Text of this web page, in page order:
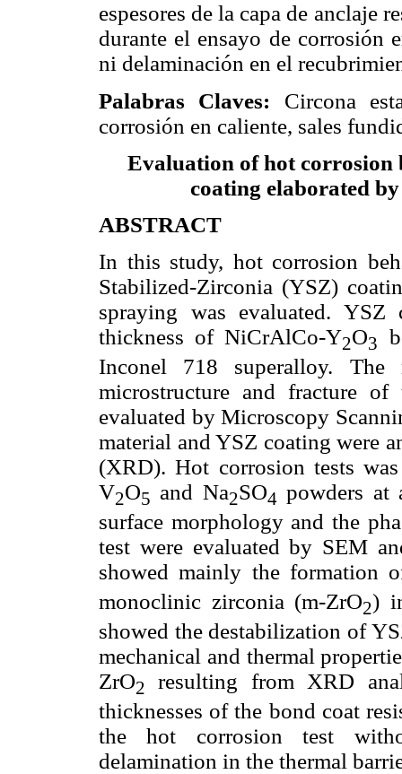
espesores de la capa de anclaje
durante el ensayo de corrosión
ni delaminación en el
Palabras Claves: Circona
corrosión en caliente, sales
Evaluation of hot
coating elaborated
ABSTRACT
In this study, hot corrosion
Stabilized-Zirconia (YSZ)
spraying was evaluated.
thickness of NiCrAlCo-Y2O3
Inconel 718 superalloy.
microstructure and fracture
evaluated by Microscopy
material and YSZ coating were
(XRD). Hot corrosion tests
V2O5 and Na2SO4 powders at
surface morphology and the
test were evaluated by SEM
showed mainly the formation
monoclinic zirconia (m-ZrO2)
showed the destabilization of
mechanical and thermal
ZrO2
resulting from XRD
thicknesses of the bond coat
the hot corrosion test
delamination in the thermal